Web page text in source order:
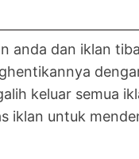
anda dan iklan
keluar semua
iklan untuk